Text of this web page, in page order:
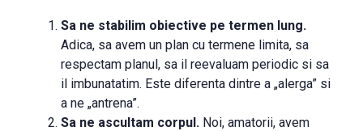
Sa ne stabilim obiective pe termen lung.
Adica, sa avem un plan cu termene limita, sa
respectam planul, sa il reevaluam periodic si sa
il imbunatatim. Este diferenta dintre a „alerga” si
a ne „antrena”.
Sa ne ascultam corpul. Noi, amatorii, avem